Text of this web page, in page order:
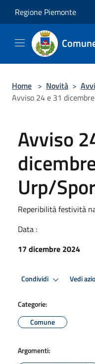
Regione Piemonte
Home > Novità >
Avviso 24 e 31
Avviso
Urp/
Reperibilità festività
Data :
17 dicembre 2024
Condividi Vedi
Categorie:
Comune
Argomenti: